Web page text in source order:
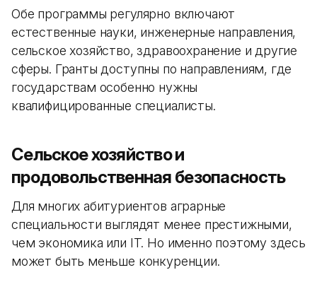
Обе программы регулярно включают
естественные науки, инженерные направления,
сельское хозяйство, здравоохранение и другие
сферы. Гранты доступны по направлениям, где
государствам особенно нужны
квалифицированные специалисты.
Сельское хозяйство и
продовольственная безопасность
Для многих абитуриентов аграрные
специальности выглядят менее престижными,
чем экономика или IT. Но именно поэтому здесь
может быть меньше конкуренции.